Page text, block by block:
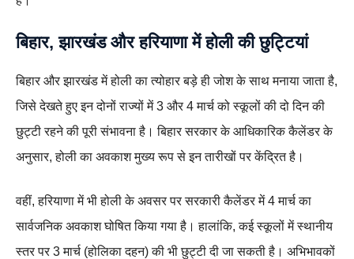
बिहार, झारखंड और हरियाणा में होली की छुट्टियां
बिहार और झारखंड में होली का त्योहार बड़े ही जोश के साथ मनाया जाता है,
जिसे देखते हुए इन दोनों राज्यों में 3 और 4 मार्च को स्कूलों की दो दिन की
छुट्टी रहने की पूरी संभावना है। बिहार सरकार के आधिकारिक कैलेंडर के
अनुसार, होली का अवकाश मुख्य रूप से इन तारीखों पर केंद्रित है।
वहीं, हरियाणा में भी होली के अवसर पर सरकारी कैलेंडर में 4 मार्च का
सार्वजनिक अवकाश घोषित किया गया है। हालांकि, कई स्कूलों में स्थानीय
स्तर पर 3 मार्च (होलिका दहन) की भी छुट्टी दी जा सकती है। अभिभावकों